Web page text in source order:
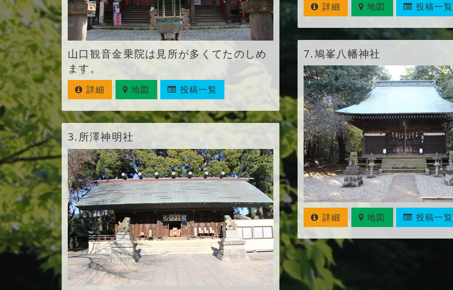
山口観音金乗院は見所が多くてたのしめ
ます。
詳細 地図 投稿一覧
3.所澤神明社
詳細 地図 投稿一覧
7.鳩峯八幡神社
詳細 地図 投稿一覧